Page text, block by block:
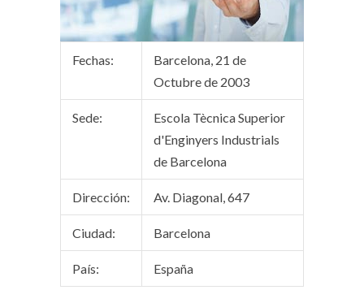
Fechas:
Barcelona, 21 de
Octubre de 2003
Sede:
Escola Tècnica Superior
d'Enginyers Industrials
de Barcelona
Dirección: Av. Diagonal, 647
Ciudad: Barcelona
País: España